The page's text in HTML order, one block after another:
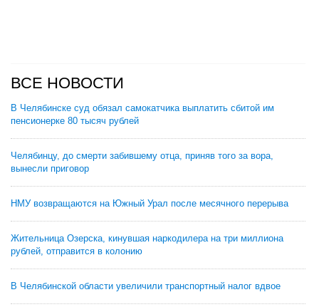
ВСЕ НОВОСТИ
В Челябинске суд обязал самокатчика выплатить сбитой им
пенсионерке 80 тысяч рублей
Челябинцу, до смерти забившему отца, приняв того за вора,
вынесли приговор
НМУ возвращаются на Южный Урал после месячного перерыва
Жительница Озерска, кинувшая наркодилера на три миллиона
рублей, отправится в колонию
В Челябинской области увеличили транспортный налог вдвое